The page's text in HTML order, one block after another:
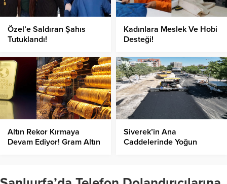
Özel’e Saldıran Şahıs
Tutuklandı!
Kadınlara Meslek Ve Hobi
Desteği!
Altın Rekor Kırmaya
Devam Ediyor! Gram Altın
Siverek’in Ana
Caddelerinde Yoğun